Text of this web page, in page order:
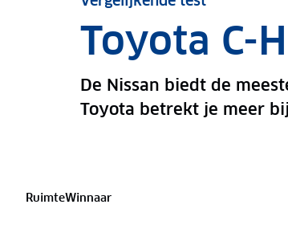
Toyota C-
De Nissan biedt de
Toyota betrekt je meer
RuimteWinnaar